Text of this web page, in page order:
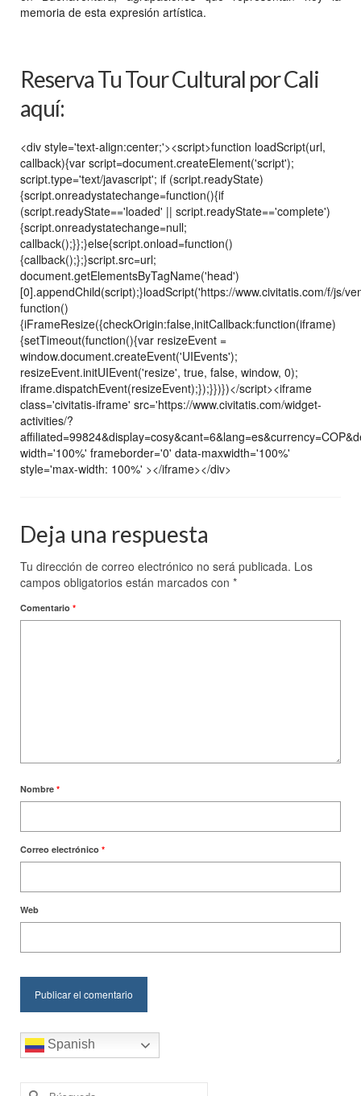
memoria de esta expresión artística.
Reserva Tu Tour Cultural por Cali
aquí:
<div style='text-align:center;'><script>function loadScript(url,
callback){var script=document.createElement('script');
script.type='text/javascript'; if (script.readyState)
{script.onreadystatechange=function(){if
(script.readyState=='loaded' || script.readyState=='complete')
{script.onreadystatechange=null;
callback();}};}else{script.onload=function()
{callback();};}script.src=url;
document.getElementsByTagName('head')
[0].appendChild(script);}loadScript('https://www.civitatis.com/f/js/
function()
{iFrameResize({checkOrigin:false,initCallback:function(iframe)
{setTimeout(function(){var resizeEvent =
window.document.createEvent('UIEvents');
resizeEvent.initUIEvent('resize', true, false, window, 0);
iframe.dispatchEvent(resizeEvent);});}})})</script><iframe
class='civitatis-iframe' src='https://www.civitatis.com/widget-
activities/?
width='100%' frameborder='0' data-maxwidth='100%'
style='max-width: 100%' ></iframe></div>
Deja una respuesta
Tu dirección de correo electrónico no será publicada. Los
campos obligatorios están marcados con *
Comentario *
Nombre *
Correo electrónico *
Web
Spanish
Buscar